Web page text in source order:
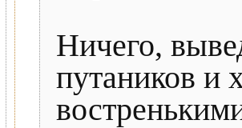
Ничего,
путаников и